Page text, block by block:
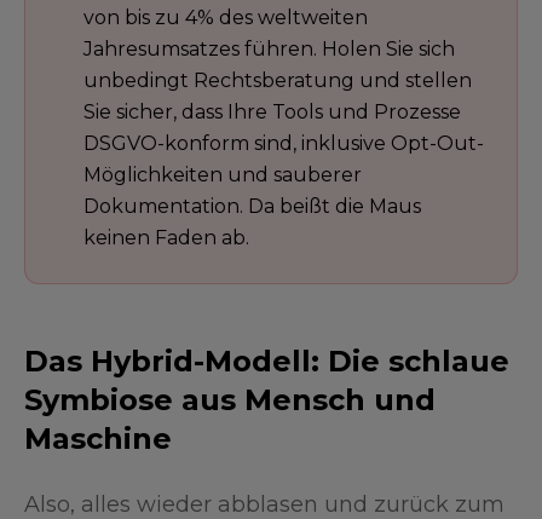
von bis zu 4% des weltweiten
Jahresumsatzes führen. Holen Sie sich
unbedingt Rechtsberatung und stellen
Sie sicher, dass Ihre Tools und Prozesse
DSGVO-konform sind, inklusive Opt-Out-
Möglichkeiten und sauberer
Dokumentation. Da beißt die Maus
keinen Faden ab.
Das Hybrid-Modell: Die schlaue
Symbiose aus Mensch und
Maschine
Also, alles wieder abblasen und zurück zum